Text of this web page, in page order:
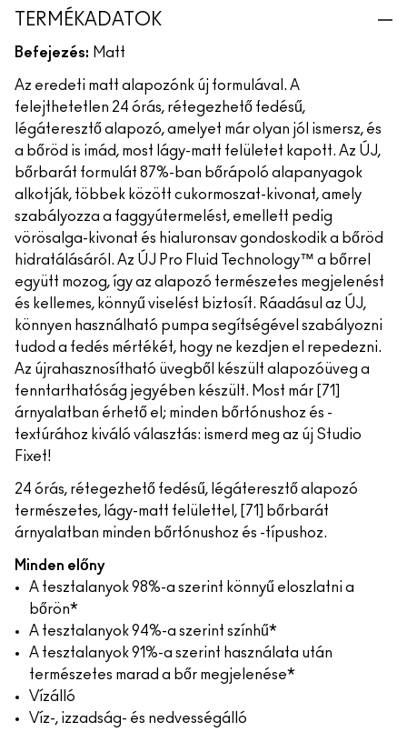
TERMÉKADATOK
Befejezés: Matt
Az eredeti matt alapozónk új formulával. A
felejthetetlen 24 órás, rétegezhető fedésű,
légáteresztő alapozó, amelyet már olyan jól ismersz, és
a bőröd is imád, most lágy-matt felületet kapott. Az ÚJ,
bőrbarát formulát 87%-ban bőrápoló alapanyagok
alkotják, többek között cukormoszat-kivonat, amely
szabályozza a faggyútermelést, emellett pedig
vörösalga-kivonat és hialuronsav gondoskodik a bőröd
hidratálásáról. Az ÚJ Pro Fluid Technology™ a bőrrel
együtt mozog, így az alapozó természetes megjelenést
és kellemes, könnyű viselést biztosít. Ráadásul az ÚJ,
könnyen használható pumpa segítségével szabályozni
tudod a fedés mértékét, hogy ne kezdjen el repedezni.
Az újrahasznosítható üvegből készült alapozóüveg a
fenntarthatóság jegyében készült. Most már [71]
árnyalatban érhető el; minden bőrtónushoz és -
textúrához kiváló választás: ismerd meg az új Studio
Fixet!
24 órás, rétegezhető fedésű, légáteresztő alapozó
természetes, lágy-matt felülettel, [71] bőrbarát
árnyalatban minden bőrtónushoz és -típushoz.
Minden előny
A tesztalanyok 98%-a szerint könnyű eloszlatni a
bőrön*
A tesztalanyok 94%-a szerint színhű*
A tesztalanyok 91%-a szerint használata után
természetes marad a bőr megjelenése*
Vízálló
Víz-, izzadság- és nedvességálló